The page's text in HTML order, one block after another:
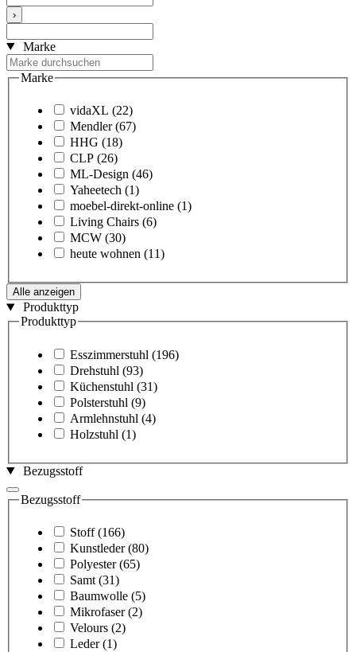
›
Marke
Marke
vidaXL (22)
Mendler (67)
HHG (18)
CLP (26)
ML-Design (46)
Yaheetech (1)
moebel-direkt-online (1)
Living Chairs (6)
MCW (30)
heute wohnen (11)
Alle anzeigen
Produkttyp
Produkttyp
Esszimmerstuhl (196)
Drehstuhl (93)
Küchenstuhl (31)
Polsterstuhl (9)
Armlehnstuhl (4)
Holzstuhl (1)
Bezugsstoff
Bezugsstoff
Stoff (166)
Kunstleder (80)
Polyester (65)
Samt (31)
Baumwolle (5)
Mikrofaser (2)
Velours (2)
Leder (1)